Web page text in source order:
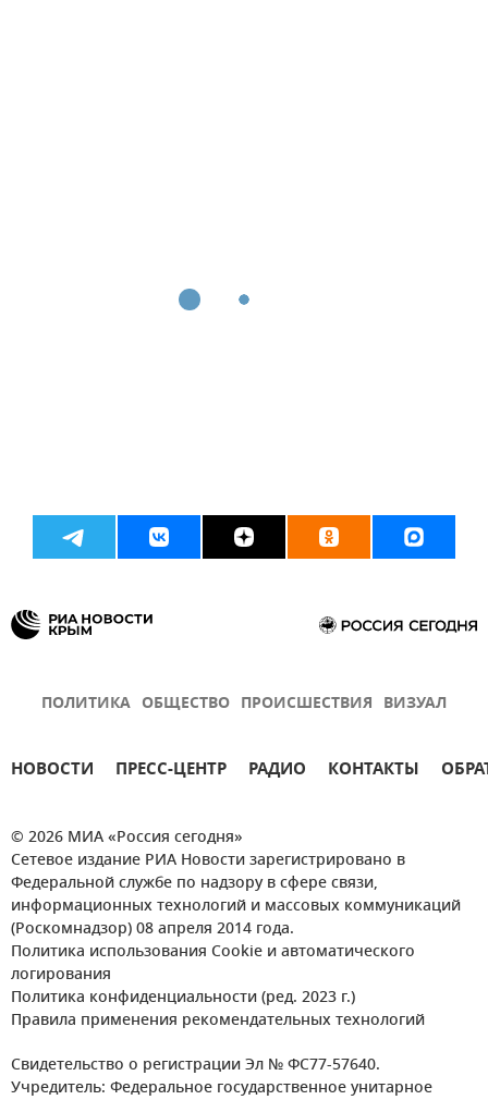
ПОЛИТИКА ОБЩЕСТВО ПРОИСШЕСТВИЯ ВИЗУАЛ
НОВОСТИ ПРЕСС-ЦЕНТР РАДИО КОНТАКТЫ
© 2026 МИА «Россия сегодня»
Сетевое издание РИА Новости зарегистрировано в
Федеральной службе по надзору в сфере связи,
информационных технологий и массовых коммуникаций
(Роскомнадзор) 08 апреля 2014 года.
Политика использования Cookie и автоматического
логирования
Политика конфиденциальности (ред. 2023 г.)
Правила применения рекомендательных технологий
Свидетельство о регистрации Эл № ФС77-57640.
Учредитель: Федеральное государственное унитарное